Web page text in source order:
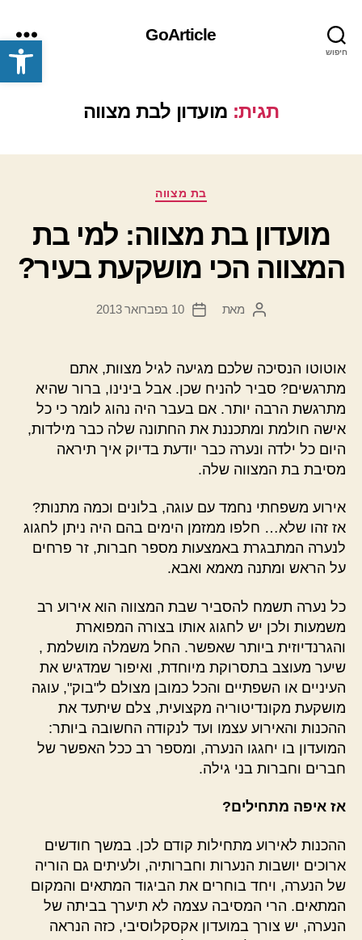
פתח סרגל נגישות חיפוש
GoArticle
תפריט
תגית: מועדון לבת מצווה
קטגוריות
בת מצווה
מועדון בת מצווה: למי בת
המצווה הכי מושקעת בעיר?
המחבר
מאת
תאריך
10 בפברואר 2013
אוטוטו הנסיכה שלכם מגיעה לגיל מצוות, אתם
מתרגשים? סביר להניח שכן. אבל בינינו, ברור שהיא
מתרגשת הרבה יותר. אם בעבר היה נהוג לומר כי כל
אישה חולמת ומתכננת את החתונה שלה כבר מילדות,
היום כל ילדה ונערה כבר יודעת בדיוק איך תיראה
מסיבת בת המצווה שלה.
אירוע משפחתי נחמד עם עוגה, בלונים וכמה מתנות?
אז זהו שלא… חלפו ממזמן הימים בהם היה ניתן לחגוג
לנערה המתבגרת באמצעות מספר חברות, זר פרחים
על הראש ומתנה מאמא ואבא.
כל נערה תשמח להסביר שבת המצווה הוא אירוע רב
משמעות ולכן יש לחגוג אותו בצורה המפוארת
והגרנדיוזית ביותר שאפשר. החל משמלה מושלמת ,
שיער מעוצב בתסרוקת מיוחדת, ואיפור שמדגיש את
העיניים או השפתיים והכל כמובן מצולם ל"בוק", עוגה
מושקעת מקונדיטוריה מקצועית, צלם שיתעד את
ההכנות והאירוע עצמו ועד לנקודה החשובה ביותר:
המועדון בו יחגגו הנערה, ומספר רב ככל האפשר של
חברים וחברות בני גילה.
אז איפה מתחילים?
ההכנות לאירוע מתחילות קודם לכן. במשך חודשים
ארוכים יושבות הנערות וחברותיה, ולעיתים גם הוריה
של הנערה, ויחד בוחרים את הביגוד המתאים והמקום
המתאים. הרי המסיבה עצמה לא תיערך בביתה של
הנערה, יש צורך במועדון אקסקלוסיבי, כזה הנראה